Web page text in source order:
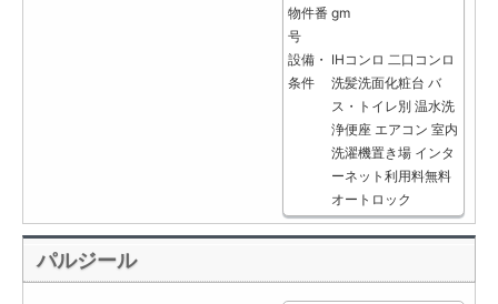
物件番
号
gm
設備・
条件
IHコンロ 二口コンロ
洗髪洗面化粧台 バ
ス・トイレ別 温水洗
浄便座 エアコン 室内
洗濯機置き場 インタ
ーネット利用料無料
オートロック
パルジール